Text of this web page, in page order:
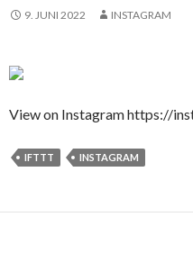
9. JUNI 2022 INSTAGRAM
View on Instagram https://
IFTTT INSTAGRAM